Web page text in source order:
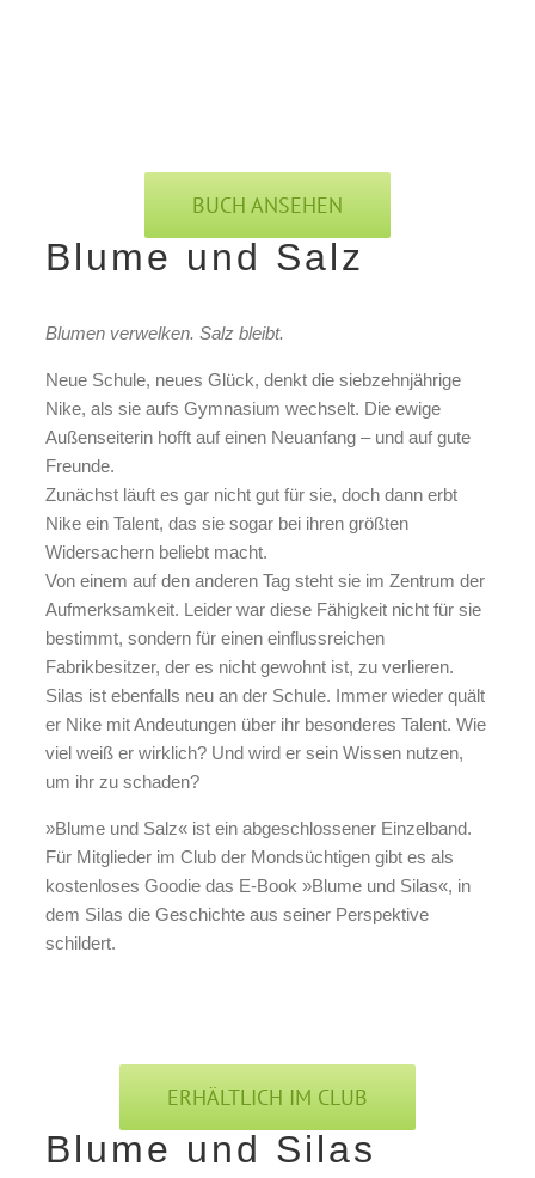
BUCH ANSEHEN
Blume und Salz
Blumen verwelken. Salz bleibt.
Neue Schule, neues Glück, denkt die siebzehnjährige
Nike, als sie aufs Gymnasium wechselt. Die ewige
Außenseiterin hofft auf einen Neuanfang – und auf gute
Freunde.
Zunächst läuft es gar nicht gut für sie, doch dann erbt
Nike ein Talent, das sie sogar bei ihren größten
Widersachern beliebt macht.
Von einem auf den anderen Tag steht sie im Zentrum der
Aufmerksamkeit. Leider war diese Fähigkeit nicht für sie
bestimmt, sondern für einen einflussreichen
Fabrikbesitzer, der es nicht gewohnt ist, zu verlieren.
Silas ist ebenfalls neu an der Schule. Immer wieder quält
er Nike mit Andeutungen über ihr besonderes Talent. Wie
viel weiß er wirklich? Und wird er sein Wissen nutzen,
um ihr zu schaden?
»Blume und Salz« ist ein abgeschlossener Einzelband.
Für Mitglieder im Club der Mondsüchtigen gibt es als
kostenloses Goodie das E-Book »Blume und Silas«, in
dem Silas die Geschichte aus seiner Perspektive
schildert.
ERHÄLTLICH IM CLUB
Blume und Silas